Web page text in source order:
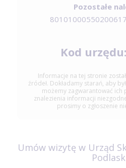
Pozostałe
Kod
Informacje na tej stronie
źródeł. Dokładamy starań, aby
możemy zagwarantować ich
znalezienia informacji
prosimy o zgłoszenie
Umów wizytę w Urząd